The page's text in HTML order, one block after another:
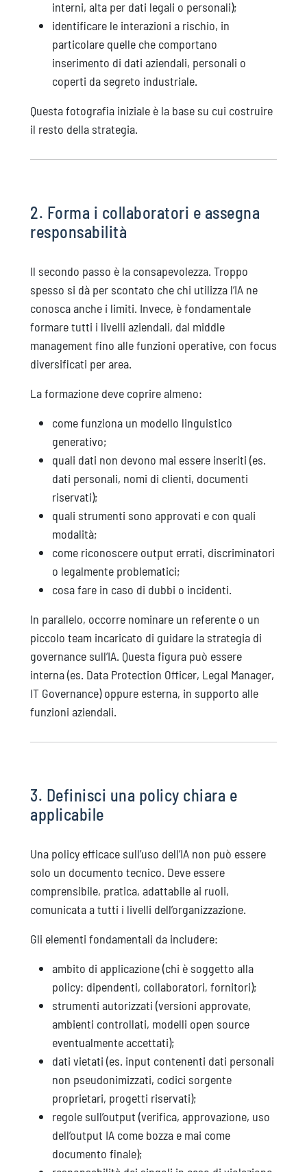
interni, alta per dati legali o personali);
identificare le interazioni a rischio, in
particolare quelle che comportano
inserimento di dati aziendali, personali o
coperti da segreto industriale.
Questa fotografia iniziale è la base su cui costruire
il resto della strategia.
2. Forma i collaboratori e assegna
responsabilità
Il secondo passo è la consapevolezza. Troppo
spesso si dà per scontato che chi utilizza l’IA ne
conosca anche i limiti. Invece, è fondamentale
formare tutti i livelli aziendali, dal middle
management fino alle funzioni operative, con focus
diversificati per area.
La formazione deve coprire almeno:
come funziona un modello linguistico
generativo;
quali dati non devono mai essere inseriti (es.
dati personali, nomi di clienti, documenti
riservati);
quali strumenti sono approvati e con quali
modalità;
come riconoscere output errati, discriminatori
o legalmente problematici;
cosa fare in caso di dubbi o incidenti.
In parallelo, occorre nominare un referente o un
piccolo team incaricato di guidare la strategia di
governance sull’IA. Questa figura può essere
interna (es. Data Protection Officer, Legal Manager,
IT Governance) oppure esterna, in supporto alle
funzioni aziendali.
3. Definisci una policy chiara e
applicabile
Una policy efficace sull’uso dell’IA non può essere
solo un documento tecnico. Deve essere
comprensibile, pratica, adattabile ai ruoli,
comunicata a tutti i livelli dell’organizzazione.
Gli elementi fondamentali da includere:
ambito di applicazione (chi è soggetto alla
policy: dipendenti, collaboratori, fornitori);
strumenti autorizzati (versioni approvate,
ambienti controllati, modelli open source
eventualmente accettati);
dati vietati (es. input contenenti dati personali
non pseudonimizzati, codici sorgente
proprietari, progetti riservati);
regole sull’output (verifica, approvazione, uso
dell’output IA come bozza e mai come
documento finale);